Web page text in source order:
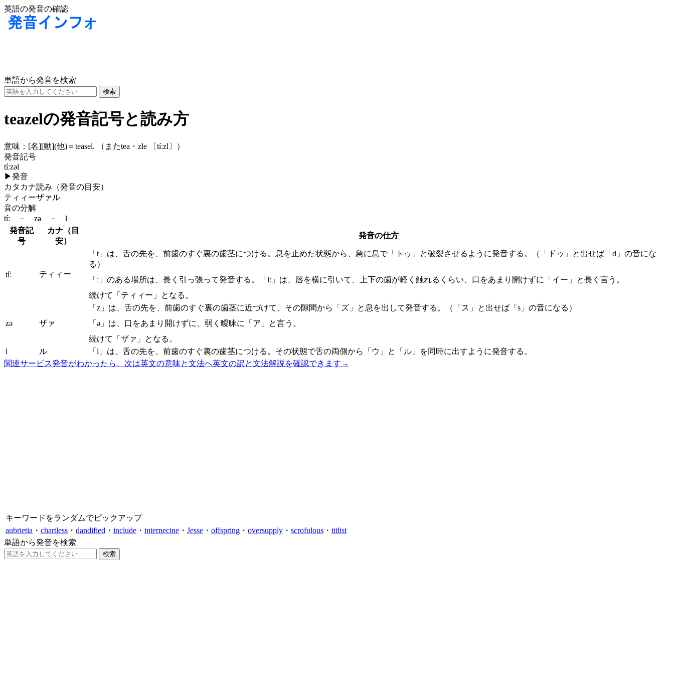
英語の発音の確認
単語から発音を検索
teazelの発音記号と読み方
意味： [名][動](他) ＝teasel. （またtea・zle 〔tíːzl〕
）
発音記号
tíːzəl
▶発音
カタカナ読み（発音の目安）
ティィーザァル
音の分解
tíː － zə － l
発音記
号
カナ（目
安）
発音の仕方
tíː ティィー
「t」は、舌の先を、前歯のすぐ裏の歯茎につける。息を止めた状態から、急に息で「トゥ」と破裂させるように発音する。（「ドゥ」と出せば「d」の音にな
る）
「ː」のある場所は、長く引っ張って発音する。「iː」は、唇を横に引いて、上下の歯が軽く触れるくらい、口をあまり開けずに「イー」と長く言う。
続けて「ティィー」となる。
zə ザァ
「z」は、舌の先を、前歯のすぐ裏の歯茎に近づけて、その隙間から「ズ」と息を出して発音する。（「ス」と出せば「s」の音になる）
「ə」は、口をあまり開けずに、弱く曖昧に「ア」と言う。
続けて「ザァ」となる。
l
ル
「l」は、舌の先を、前歯のすぐ裏の歯茎につける。その状態で舌の両側から「ウ」と「ル」を同時に出すように発音する。
関連サービス発音がわかったら、次は英文の意味と文法へ英文の訳と文法解説を確認できます →
キーワードをランダムでピックアップ
aubrietia ・ chartless ・ dandified ・ include ・ internecine ・ Jesse ・ offspring ・ oversupply ・ scrofulous ・ titlist
単語から発音を検索